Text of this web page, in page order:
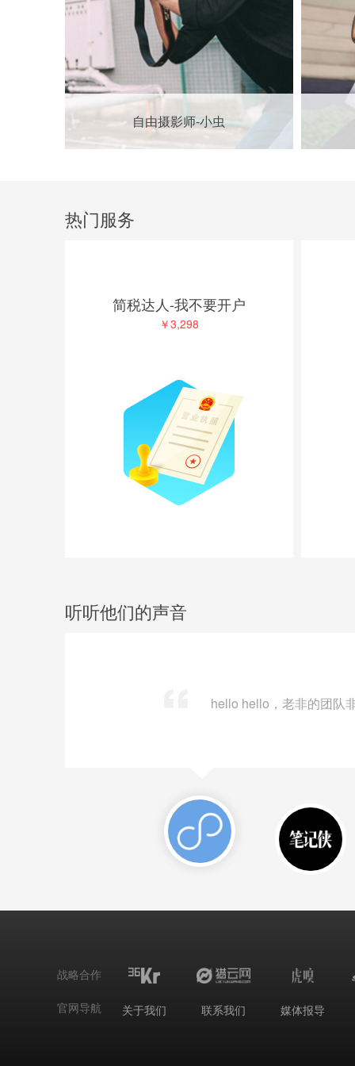
自由摄影师-小虫
热门服务
简税达人-我不要开户
￥3,298
听听他们的声音
hello hello，老非的团队
战略合作
官网导航 关于我们 联系我们 媒体报导